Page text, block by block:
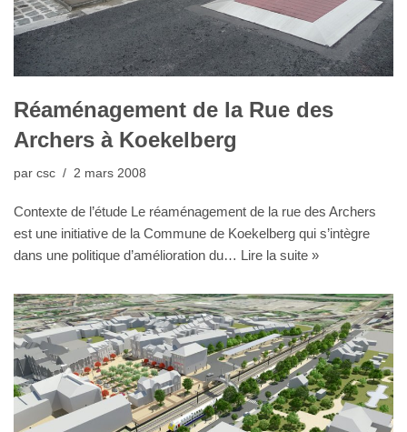
Réaménagement de la Rue des
Archers à Koekelberg
par csc 2 mars 2008
Contexte de l’étude Le réaménagement de la rue des Archers
est une initiative de la Commune de Koekelberg qui s’intègre
dans une politique d’amélioration du… Lire la suite »